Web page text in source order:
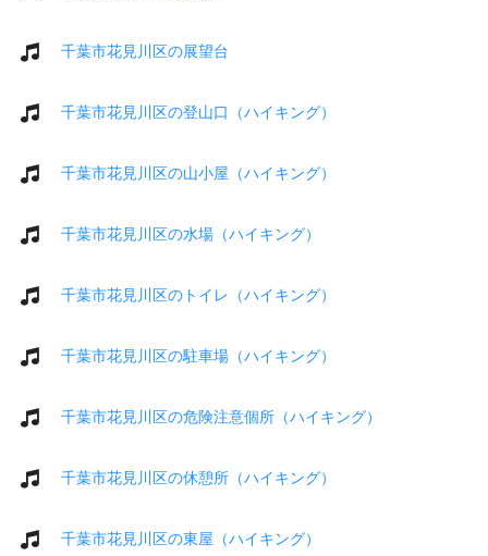
千葉市花見川区の展望台
千葉市花見川区の登山口（ハイキング）
千葉市花見川区の山小屋（ハイキング）
千葉市花見川区の水場（ハイキング）
千葉市花見川区のトイレ（ハイキング）
千葉市花見川区の駐車場（ハイキング）
千葉市花見川区の危険注意個所（ハイキング）
千葉市花見川区の休憩所（ハイキング）
千葉市花見川区の東屋（ハイキング）